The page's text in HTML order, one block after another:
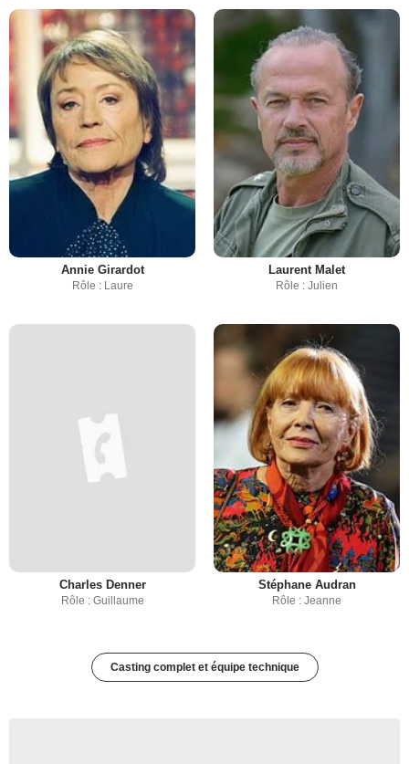
Annie Girardot
Rôle : Laure
Laurent Malet
Rôle : Julien
Charles Denner
Rôle : Guillaume
Stéphane Audran
Rôle : Jeanne
Casting complet et équipe technique